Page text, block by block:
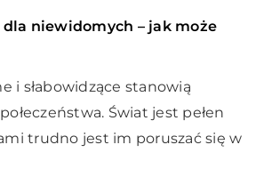
niewidomych – jak może
i słabowidzące stanowią
Świat jest pełen
trudno jest im poruszać się w